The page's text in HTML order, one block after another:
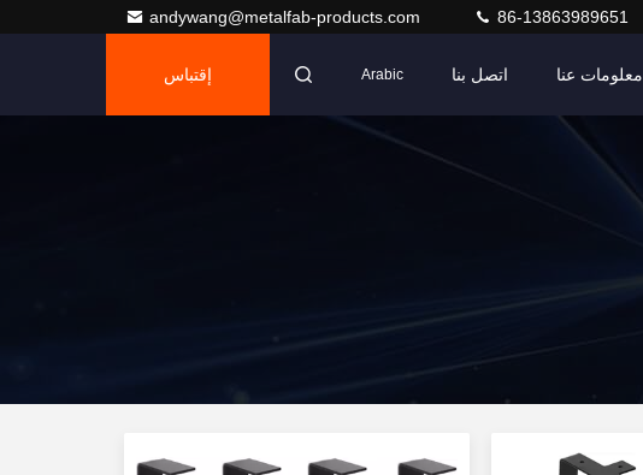
andywang@metalfab-products.com 86-13863989651
معلومات عنا اتصل بنا Arabic إقتباس